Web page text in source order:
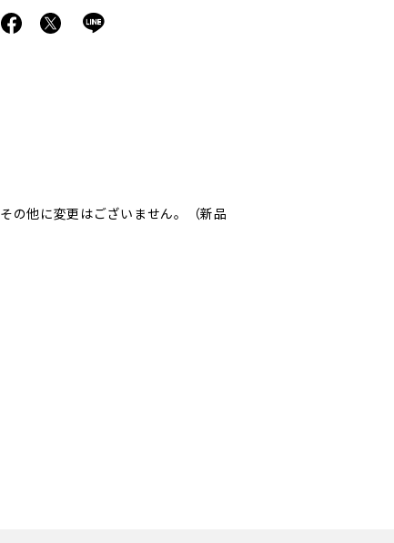
の他に変更はございません。（新品